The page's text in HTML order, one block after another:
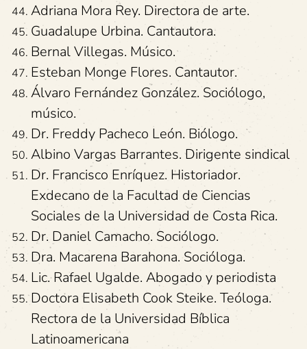
Adriana Mora Rey. Directora de arte.
Guadalupe Urbina. Cantautora.
Bernal Villegas. Músico.
Esteban Monge Flores. Cantautor.
Álvaro Fernández González. Sociólogo,
músico.
Dr. Freddy Pacheco León. Biólogo.
Albino Vargas Barrantes. Dirigente sindical
Dr. Francisco Enríquez. Historiador.
Exdecano de la Facultad de Ciencias
Sociales de la Universidad de Costa Rica.
Dr. Daniel Camacho. Sociólogo.
Dra. Macarena Barahona. Socióloga.
Lic. Rafael Ugalde. Abogado y periodista
Doctora Elisabeth Cook Steike. Teóloga.
Rectora de la Universidad Bíblica
Latinoamericana